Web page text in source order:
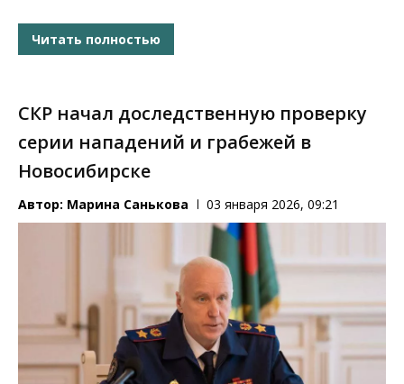
Читать полностью
СКР начал доследственную проверку
серии нападений и грабежей в
Новосибирске
Автор: Марина Санькова 03 января 2026, 09:21